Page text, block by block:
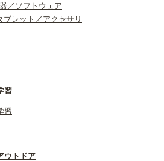
／ソフトウェア
ブレット／アクセサリ
習
習
ウトドア